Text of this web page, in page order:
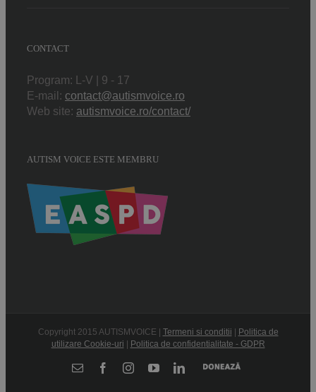
CONTACT
Program: L-V | 9 - 17
E-mail: contact@autismvoice.ro
Web site: autismvoice.ro/contact/
AUTISM VOICE ESTE MEMBRU
Copyright 2015 AUTISMVOICE | Termeni si conditii | Politica de
utilizare Cookie-uri | Politica de confidentialitate - GDPR
E-
FacebookInstagramYouTubeLinkedIn
Donează